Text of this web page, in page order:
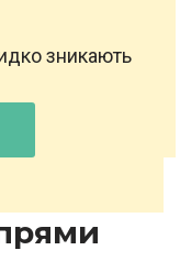
зникають